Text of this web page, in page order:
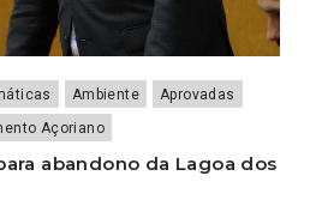
Ambiente
Aprovadas
Açoriano
abandono da Lagoa dos